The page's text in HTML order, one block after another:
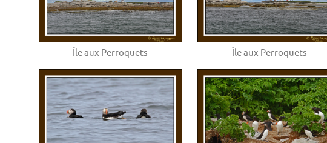
Île aux Perroquets Île aux Perroquets